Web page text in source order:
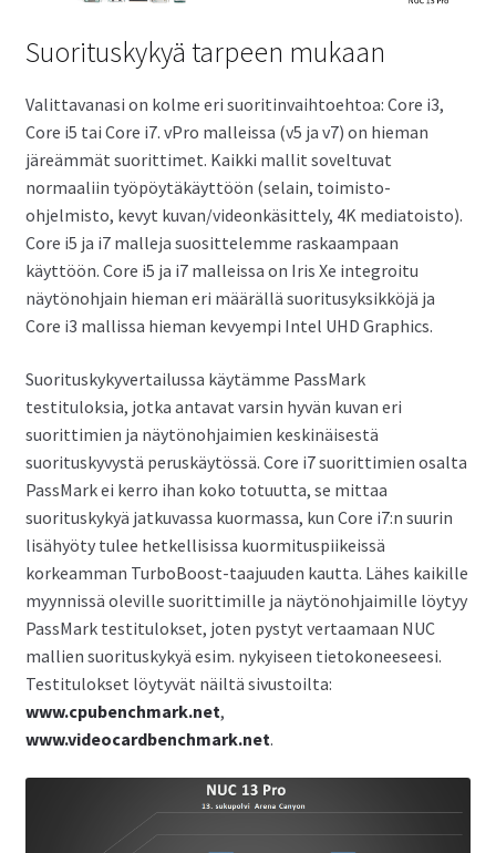
Suorituskykyä tarpeen mukaan
Valittavanasi on kolme eri suoritinvaihtoehtoa: Core i3,
Core i5 tai Core i7. vPro malleissa (v5 ja v7) on hieman
järeämmät suorittimet. Kaikki mallit soveltuvat
normaaliin työpöytäkäyttöön (selain, toimisto-
ohjelmisto, kevyt kuvan/videonkäsittely, 4K mediatoisto).
Core i5 ja i7 malleja suosittelemme raskaampaan
käyttöön. Core i5 ja i7 malleissa on Iris Xe integroitu
näytönohjain hieman eri määrällä suoritusyksikköjä ja
Core i3 mallissa hieman kevyempi Intel UHD Graphics.
Suorituskykyvertailussa käytämme PassMark
testituloksia, jotka antavat varsin hyvän kuvan eri
suorittimien ja näytönohjaimien keskinäisestä
suorituskyvystä peruskäytössä. Core i7 suorittimien osalta
PassMark ei kerro ihan koko totuutta, se mittaa
suorituskykyä jatkuvassa kuormassa, kun Core i7:n suurin
lisähyöty tulee hetkellisissa kuormituspiikeissä
korkeamman TurboBoost-taajuuden kautta. Lähes kaikille
myynnissä oleville suorittimille ja näytönohjaimille löytyy
PassMark testitulokset, joten pystyt vertaamaan NUC
mallien suorituskykyä esim. nykyiseen tietokoneeseesi.
Testitulokset löytyvät näiltä sivustoilta:
www.cpubenchmark.net,
www.videocardbenchmark.net.